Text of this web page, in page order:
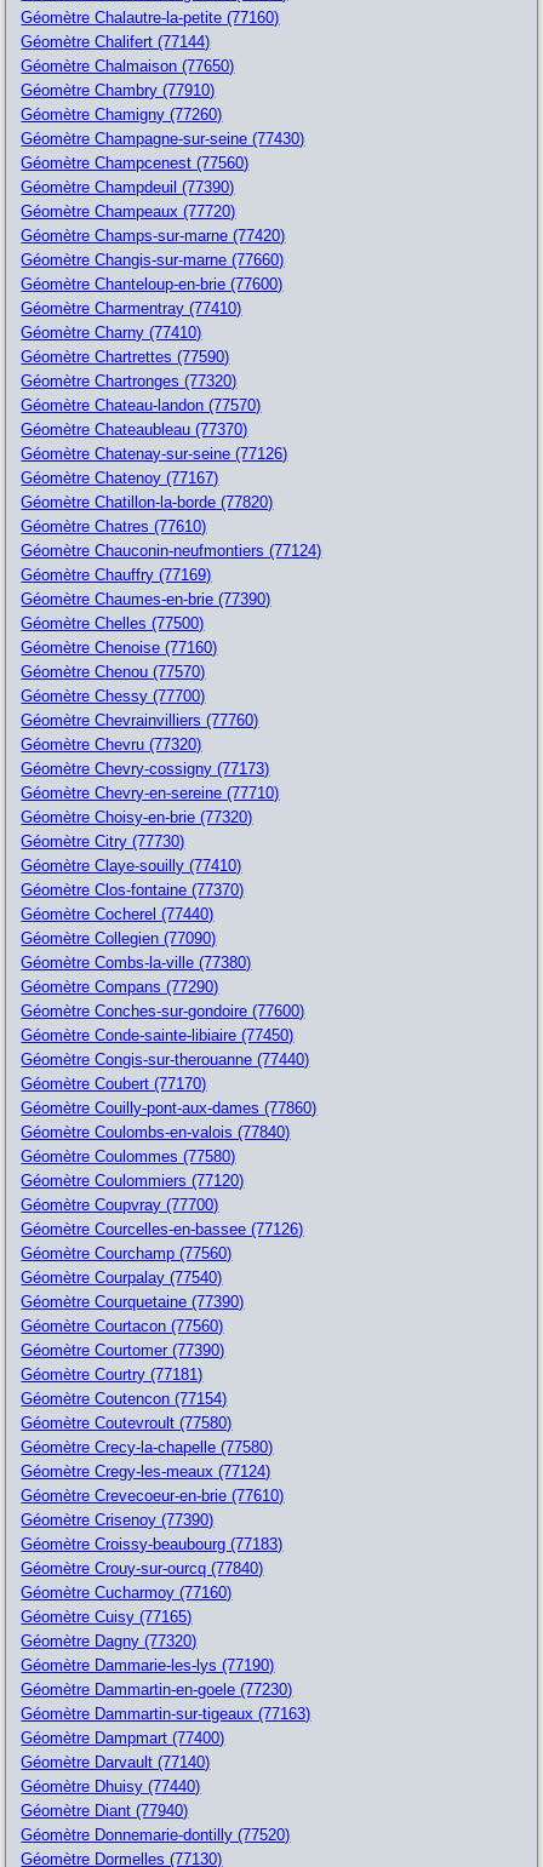
Géomètre Chalautre-la-petite (77160)
Géomètre Chalifert (77144)
Géomètre Chalmaison (77650)
Géomètre Chambry (77910)
Géomètre Chamigny (77260)
Géomètre Champagne-sur-seine (77430)
Géomètre Champcenest (77560)
Géomètre Champdeuil (77390)
Géomètre Champeaux (77720)
Géomètre Champs-sur-marne (77420)
Géomètre Changis-sur-marne (77660)
Géomètre Chanteloup-en-brie (77600)
Géomètre Charmentray (77410)
Géomètre Charny (77410)
Géomètre Chartrettes (77590)
Géomètre Chartronges (77320)
Géomètre Chateau-landon (77570)
Géomètre Chateaubleau (77370)
Géomètre Chatenay-sur-seine (77126)
Géomètre Chatenoy (77167)
Géomètre Chatillon-la-borde (77820)
Géomètre Chatres (77610)
Géomètre Chauconin-neufmontiers (77124)
Géomètre Chauffry (77169)
Géomètre Chaumes-en-brie (77390)
Géomètre Chelles (77500)
Géomètre Chenoise (77160)
Géomètre Chenou (77570)
Géomètre Chessy (77700)
Géomètre Chevrainvilliers (77760)
Géomètre Chevru (77320)
Géomètre Chevry-cossigny (77173)
Géomètre Chevry-en-sereine (77710)
Géomètre Choisy-en-brie (77320)
Géomètre Citry (77730)
Géomètre Claye-souilly (77410)
Géomètre Clos-fontaine (77370)
Géomètre Cocherel (77440)
Géomètre Collegien (77090)
Géomètre Combs-la-ville (77380)
Géomètre Compans (77290)
Géomètre Conches-sur-gondoire (77600)
Géomètre Conde-sainte-libiaire (77450)
Géomètre Congis-sur-therouanne (77440)
Géomètre Coubert (77170)
Géomètre Couilly-pont-aux-dames (77860)
Géomètre Coulombs-en-valois (77840)
Géomètre Coulommes (77580)
Géomètre Coulommiers (77120)
Géomètre Coupvray (77700)
Géomètre Courcelles-en-bassee (77126)
Géomètre Courchamp (77560)
Géomètre Courpalay (77540)
Géomètre Courquetaine (77390)
Géomètre Courtacon (77560)
Géomètre Courtomer (77390)
Géomètre Courtry (77181)
Géomètre Coutencon (77154)
Géomètre Coutevroult (77580)
Géomètre Crecy-la-chapelle (77580)
Géomètre Cregy-les-meaux (77124)
Géomètre Crevecoeur-en-brie (77610)
Géomètre Crisenoy (77390)
Géomètre Croissy-beaubourg (77183)
Géomètre Crouy-sur-ourcq (77840)
Géomètre Cucharmoy (77160)
Géomètre Cuisy (77165)
Géomètre Dagny (77320)
Géomètre Dammarie-les-lys (77190)
Géomètre Dammartin-en-goele (77230)
Géomètre Dammartin-sur-tigeaux (77163)
Géomètre Dampmart (77400)
Géomètre Darvault (77140)
Géomètre Dhuisy (77440)
Géomètre Diant (77940)
Géomètre Donnemarie-dontilly (77520)
Géomètre Dormelles (77130)